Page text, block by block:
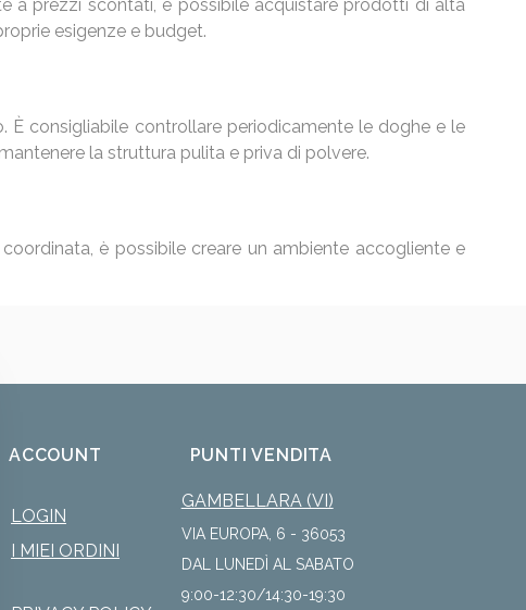
a prezzi scontati, è possibile acquistare prodotti di alta
esigenze e budget.
consigliabile controllare periodicamente le doghe e le
la struttura pulita e priva di polvere.
è possibile creare un ambiente accogliente e
ACCOUNT
LOGIN
I MIEI ORDINI
PUNTI VENDITA
GAMBELLARA (VI)
VIA EUROPA, 6 - 36053
DAL LUNEDÌ AL SABATO
9:00-12:30/14:30-19:30